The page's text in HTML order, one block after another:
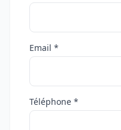
Email *
Téléphone *